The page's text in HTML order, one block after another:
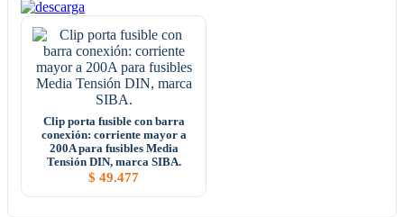
Clip porta fusible con barra
conexión: corriente mayor a
200A para fusibles Media
Tensión DIN, marca SIBA.
$ 49.477